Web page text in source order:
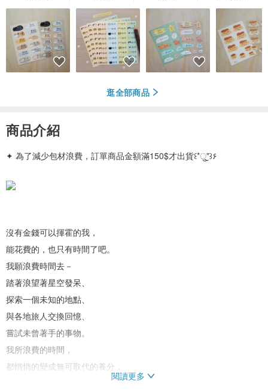
逛全部商品
商品介紹
✦ 為了減少包材浪費，訂單商品金額滿150$才出貨꒰*ु"̮꒱۶
沒有金錢可以揮霍的我，
能花費的，也只有時間了吧。
我願浪費時間去－
踏著浪望著星空發呆、
探索一個未知的地點、
與各地旅人交換回憶、
嘗試未曾著手的事物。
我所浪費的時間，
都悄悄的變成無可取代的養分，
閱讀更多